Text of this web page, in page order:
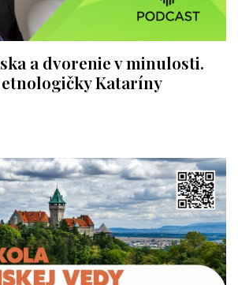
a dvorenie v minulosti.
Kataríny